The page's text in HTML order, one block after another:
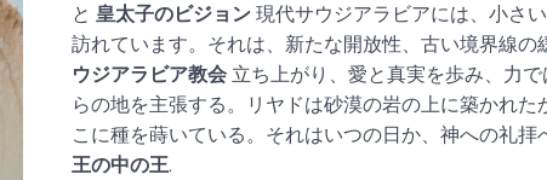
と 皇太子のビジョン 現代サウジアラビアには、小さ
訪れています。それは、新たな開放性、古い境界線の
ウジアラビア教会 立ち上がり、愛と真実を歩み、力
らの地を主張する。リヤドは砂漠の岩の上に築かれた
こに種を蒔いている。それはいつの日か、神への礼拝
王の中の王.